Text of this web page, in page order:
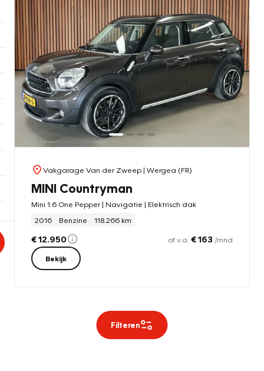
Vakgarage Van der Zweep| Wergea (FR)
MINI Countryman
Mini 1.6 One Pepper | Navigatie | Elektrisch dak
2016
Benzine 118.266 km
€ 12.950 of v.a. € 163 /mnd
Bekijk
Filteren